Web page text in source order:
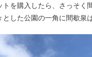
トを購入したら、さっそく
した公園の一角に間歇泉